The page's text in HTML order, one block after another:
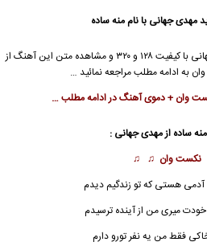
مهدی جهانی با نام منه ساده
جهت دانلود آهنگ منه ساده از مهدی جهانی با کیفیت ۱۲۸ و ۳۲۰ و مشاهده متن این آهنگ از
به ادامه مطلب مراجعه نمائید …
وان + دموی آهنگ در ادامه مطلب …
ساده از مهدی جهانی :
نکست وان ♫ ♫
هستی که تو زندگیم دیدم
میری من از آینده ترسیدم
فقط من یه نفر تورو دارم